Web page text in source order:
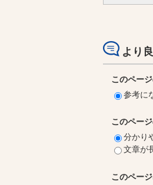
より
このペー
参考に
このペー
分かり
文章が
このペー